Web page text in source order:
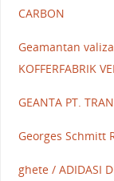
CARBON
Geamantan valiza
KOFFERFABRIK
GEANTA PT.
Georges Schmitt
ghete / ADIDASI